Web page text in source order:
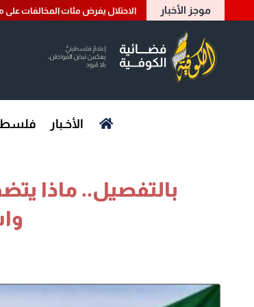
موجز الأخبار الاحتلال يفرض مئات المخالفات على
الأخـبار
بالتفصيل.. ماذا